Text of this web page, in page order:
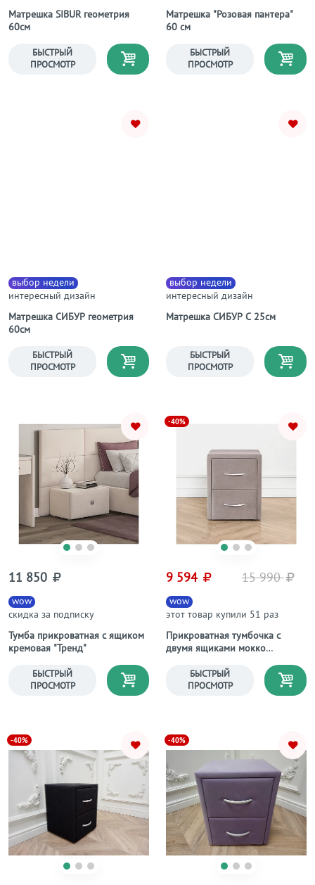
Матрешка SIBUR геометрия
60см
БЫСТРЫЙ
ПРОСМОТР
Матрешка "Розовая пантера"
60 см
БЫСТРЫЙ
ПРОСМОТР
Матрешка СИБУР геометрия
60см
выбор недели
интересный дизайн
БЫСТРЫЙ
ПРОСМОТР
Матрешка СИБУР С 25см
выбор недели
интересный дизайн
БЫСТРЫЙ
ПРОСМОТР
Тумба прикроватная с ящиком
кремовая "Тренд"
wow
скидка за подписку
11 850
БЫСТРЫЙ
ПРОСМОТР
-40%
Прикроватная тумбочка с
двумя ящиками мокко
wow
этот товар купили 51 раз
9 594 15 990
БЫСТРЫЙ
ПРОСМОТР
-40% -40%